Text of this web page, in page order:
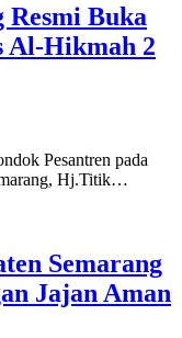
Resmi Buka
Al-Hikmah 2
Pesantren pada
Hj.Titik…
Semarang
Jajan Aman